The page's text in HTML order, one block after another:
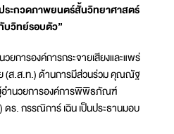
ระกวดภาพยนตร์สั้นวิทยาศาสตร์
บวิทย์รอบตัว”
ยการองค์การกระจายเสียงและแพร่
(ส.ส.ท.) ด้านการมีส่วนร่วม คุณณัฐ
ำนวยการองค์การพิพิธภัณฑ์
ร. กรรณิการ์ เฉิน เป็นประธานมอบ